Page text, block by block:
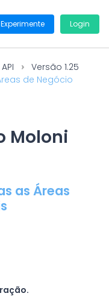
Experimente Login
API
Versão 1.25
de Negócio
Moloni
as Áreas